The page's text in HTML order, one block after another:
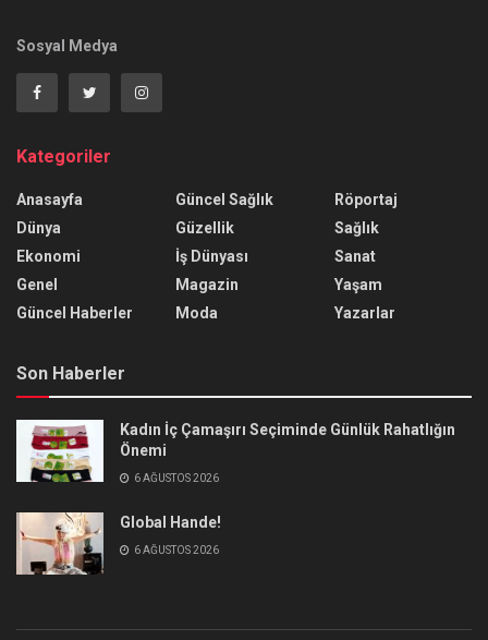
Sosyal Medya
Kategoriler
Anasayfa
Dünya
Ekonomi
Genel
Güncel Haberler
Güncel Sağlık
Güzellik
İş Dünyası
Magazin
Moda
Röportaj
Sağlık
Sanat
Yaşam
Yazarlar
Son Haberler
Kadın İç Çamaşırı Seçiminde Günlük Rahatlığın
Önemi
6 AĞUSTOS 2026
Global Hande!
6 AĞUSTOS 2026